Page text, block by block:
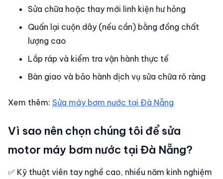
Sửa chữa hoặc thay mới linh kiện hư hỏng
Quấn lại cuộn dây (nếu cần) bằng đồng chất
lượng cao
Lắp ráp và kiểm tra vận hành thực tế
Bàn giao và bảo hành dịch vụ sửa chữa rõ ràng
Xem thêm: Sửa máy bơm nước tại Đà Nẵng
Vì sao nên chọn chúng tôi để sửa
motor máy bơm nước tại Đà Nẵng?
✅ Kỹ thuật viên tay nghề cao, nhiều năm kinh nghiệm